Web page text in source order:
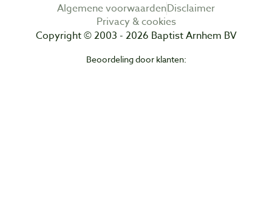
Algemene voorwaardenDisclaimer
Privacy & cookies
Copyright © 2003 - 2026 Baptist Arnhem BV
Beoordeling door klanten: